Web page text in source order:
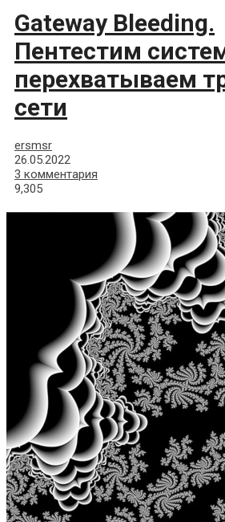
Gateway Bleeding.
Пентестим
перехватываем
сети
ersmsr
26.05.2022
3 комментария
9,305